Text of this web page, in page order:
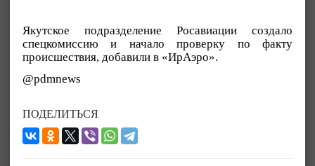
Якутское подразделение Росавиации создало
спецкомиссию и начало проверку по факту
происшествия, добавили в «ИрАэро».
@pdmnews
ПОДЕЛИТЬСЯ